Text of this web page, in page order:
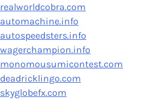
realworldcobra.com
automachine.info
autospeedsters.info
wagerchampion.info
monomousumicontest.com
deadricklingo.com
skyglobefx.com